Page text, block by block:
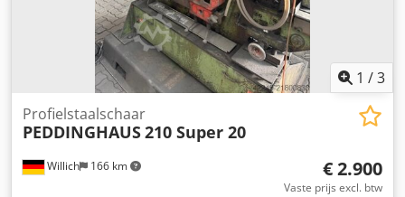
1 /3
Willich 166 km
Profielstaalschaar
PEDDINGHAUS210 Super 20
€ 2.900
Vaste prijs excl. btw